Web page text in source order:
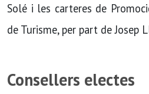
Solé i les carteres de
de Turisme, per part de Josep
Consellers electes